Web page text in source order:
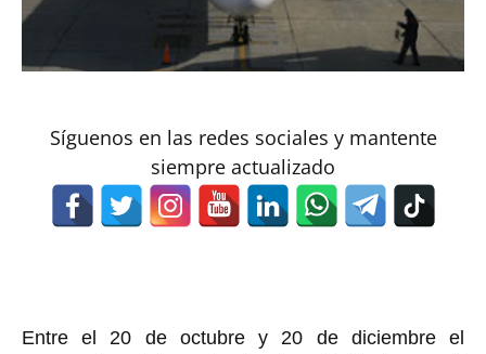
Síguenos en las redes sociales y mantente
siempre actualizado
Entre el 20 de octubre y 20 de diciembre el